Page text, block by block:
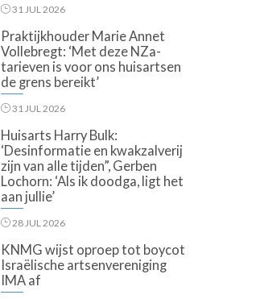
31 JUL 2026
Praktijkhouder Marie Annet
Vollebregt: ‘Met deze NZa-
tarieven is voor ons huisartsen
de grens bereikt’
31 JUL 2026
Huisarts Harry Bulk:
‘Desinformatie en kwakzalverij
zijn van alle tijden”, Gerben
Lochorn: ‘Als ik doodga, ligt het
aan jullie’
28 JUL 2026
KNMG wijst oproep tot boycot
Israëlische artsenvereniging
IMA af